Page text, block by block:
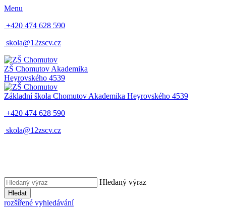
Menu
+420 474 628 590
skola@12zscv.cz
ZŠ Chomutov Akademika
Heyrovského 4539
Základní škola Chomutov Akademika Heyrovského 4539
+420 474 628 590
skola@12zscv.cz
Hledaný výraz
Hledat
rozšířené vyhledávání